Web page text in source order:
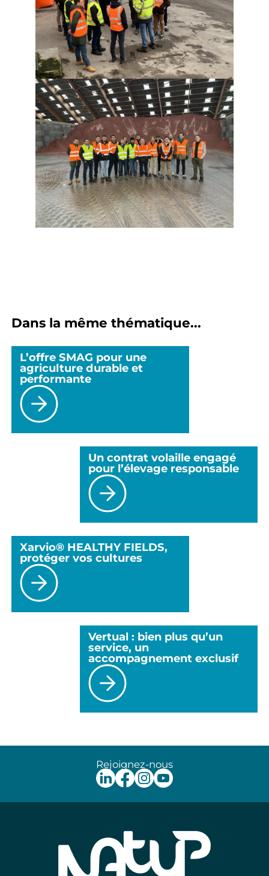
Dans la même thématique...
L’offre SMAG pour une
agriculture durable et
performante
Un contrat volaille engagé
pour l’élevage responsable
Xarvio® HEALTHY FIELDS,
protéger vos cultures
Vertual : bien plus qu’un
service, un
accompagnement exclusif
Rejoignez-nous